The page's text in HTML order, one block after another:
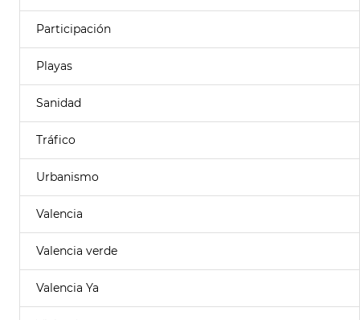
Participación
Playas
Sanidad
Tráfico
Urbanismo
Valencia
Valencia verde
Valencia Ya